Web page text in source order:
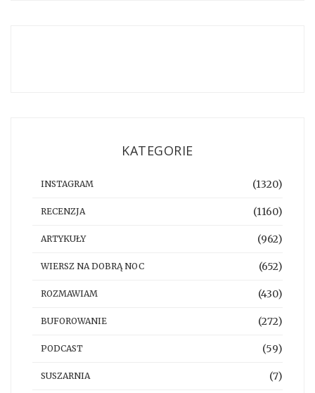
KATEGORIE
INSTAGRAM (1320)
RECENZJA (1160)
ARTYKUŁY (962)
WIERSZ NA DOBRĄ NOC (652)
ROZMAWIAM (430)
BUFOROWANIE (272)
PODCAST (59)
SUSZARNIA (7)